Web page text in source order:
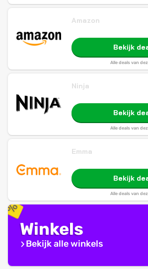
Amazon
Bekijk
Alle deals van
Ninja
Bekijk
Alle deals van
Emma
Bekijk
Alle deals van
Winkels
Bekijk alle winkels